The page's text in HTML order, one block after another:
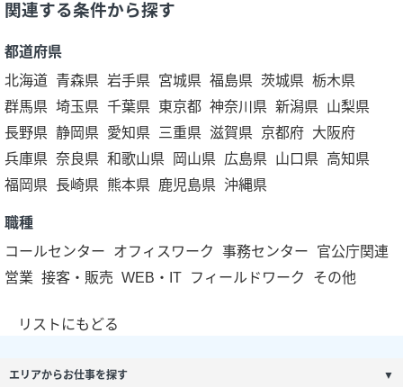
関連する条件から探す
都道府県
北海道 青森県 岩手県 宮城県 福島県 茨城県 栃木県
群馬県 埼玉県 千葉県 東京都 神奈川県 新潟県 山梨県
長野県 静岡県 愛知県 三重県 滋賀県 京都府 大阪府
兵庫県 奈良県 和歌山県 岡山県 広島県 山口県 高知県
福岡県 長崎県 熊本県 鹿児島県 沖縄県
職種
コールセンター
オフィスワーク 事務センター
官公庁関連
営業 接客・販売 WEB・IT フィールドワーク その他
リストにもどる
エリアからお仕事を探す ▼